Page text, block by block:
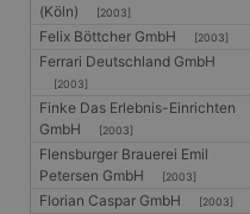
(Köln)
[2003]
Felix Böttcher GmbH [2003]
Ferrari Deutschland GmbH
[2003]
Finke Das Erlebnis-Einrichten
GmbH
[2003]
Flensburger Brauerei Emil
Petersen GmbH
[2003]
Florian Caspar GmbH [2003]